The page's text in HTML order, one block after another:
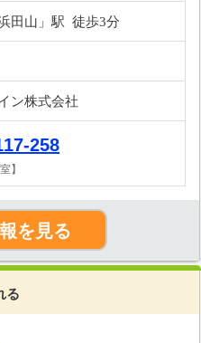
田山」駅 徒歩3分
ン株式会社
258
】
を見る
る